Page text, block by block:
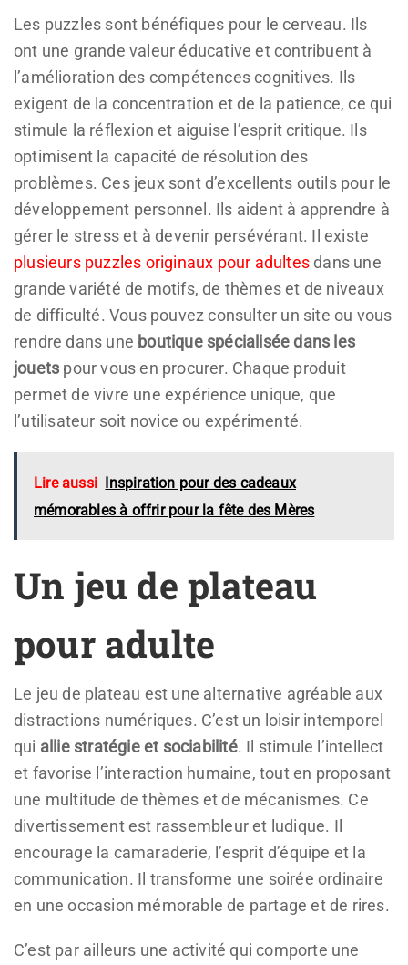
Les puzzles sont bénéfiques pour le cerveau. Ils
ont une grande valeur éducative et contribuent à
l’amélioration des compétences cognitives. Ils
exigent de la concentration et de la patience, ce qui
stimule la réflexion et aiguise l’esprit critique. Ils
optimisent la capacité de résolution des
problèmes. Ces jeux sont d’excellents outils pour le
développement personnel. Ils aident à apprendre à
gérer le stress et à devenir persévérant. Il existe
plusieurs puzzles originaux pour adultes dans une
grande variété de motifs, de thèmes et de niveaux
de difficulté. Vous pouvez consulter un site ou vous
rendre dans une boutique spécialisée dans les
jouets pour vous en procurer. Chaque produit
permet de vivre une expérience unique, que
l’utilisateur soit novice ou expérimenté.
Lire aussi
Inspiration pour des cadeaux
mémorables à offrir pour la fête des Mères
Un jeu de plateau
pour adulte
Le jeu de plateau est une alternative agréable aux
distractions numériques. C’est un loisir intemporel
qui allie stratégie et sociabilité. Il stimule l’intellect
et favorise l’interaction humaine, tout en proposant
une multitude de thèmes et de mécanismes. Ce
divertissement est rassembleur et ludique. Il
encourage la camaraderie, l’esprit d’équipe et la
communication. Il transforme une soirée ordinaire
en une occasion mémorable de partage et de rires.
C’est par ailleurs une activité qui comporte une